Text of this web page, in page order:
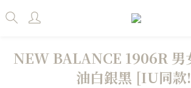
NEW BALANCE 1906R 男
油白銀黑 [IU同款